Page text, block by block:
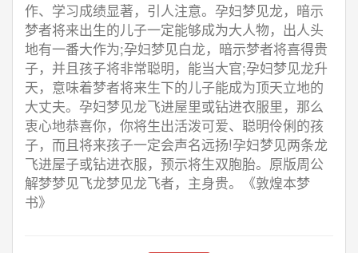
作、学习成绩显著，引人注意。孕妇梦见龙，暗示
梦者将来出生的儿子一定能够成为大人物，出人头
地有一番大作为;孕妇梦见白龙，暗示梦者将喜得贵
子，并且孩子将非常聪明，能当大官;孕妇梦见龙升
天，意味着梦者将来生下的儿子能成为顶天立地的
大丈夫。孕妇梦见龙飞进屋里或钻进衣服里，那么
衷心地恭喜你，你将生出活泼可爱、聪明伶俐的孩
子，而且将来孩子一定会声名远扬!孕妇梦见两条龙
飞进屋子或钻进衣服，预示将生双胞胎。原版周公
解梦梦见飞龙梦见龙飞者，主身贵。《敦煌本梦
书》